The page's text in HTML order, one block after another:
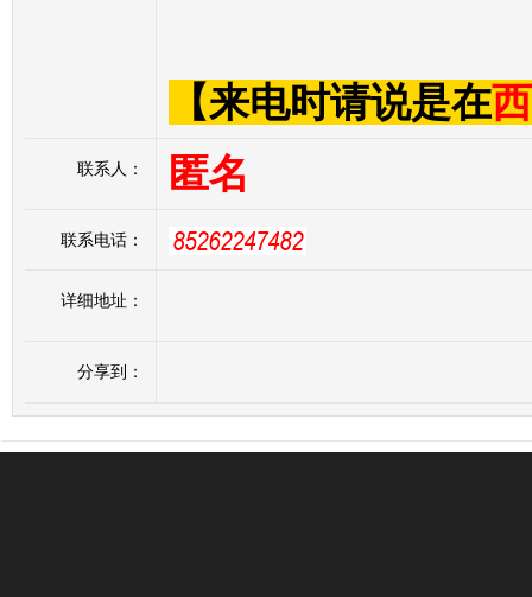
【来电时请说是在
联系人： 匿名
联系电话：
详细地址：
分享到：